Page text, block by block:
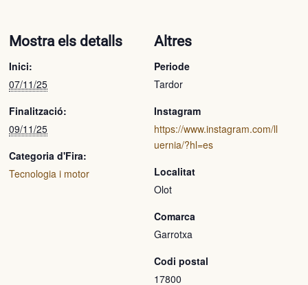
Mostra els detalls
Inici:
07/11/25
Finalització:
09/11/25
Categoria d'Fira:
Tecnologia i motor
Altres
Periode
Tardor
Instagram
https://www.instagram.com/ll
uernia/?hl=es
Localitat
Olot
Comarca
Garrotxa
Codi postal
17800